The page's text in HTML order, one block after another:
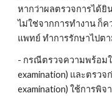
หากว่าผลตรวจการได้ยิ
ไม่ใช่จากการทำงาน ก็
แพทย์ ทำการรักษาไปต
- กรณีตรวจความพร้อม
examination) และตรว
examination) ใช้การพิ